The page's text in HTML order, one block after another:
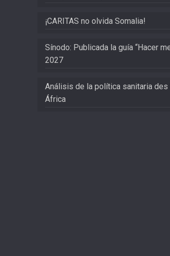
¡CARITAS no olvida Somalia!
Sínodo: Publicada la guía “Hacer
2027
Análisis de la política sanitaria des
África